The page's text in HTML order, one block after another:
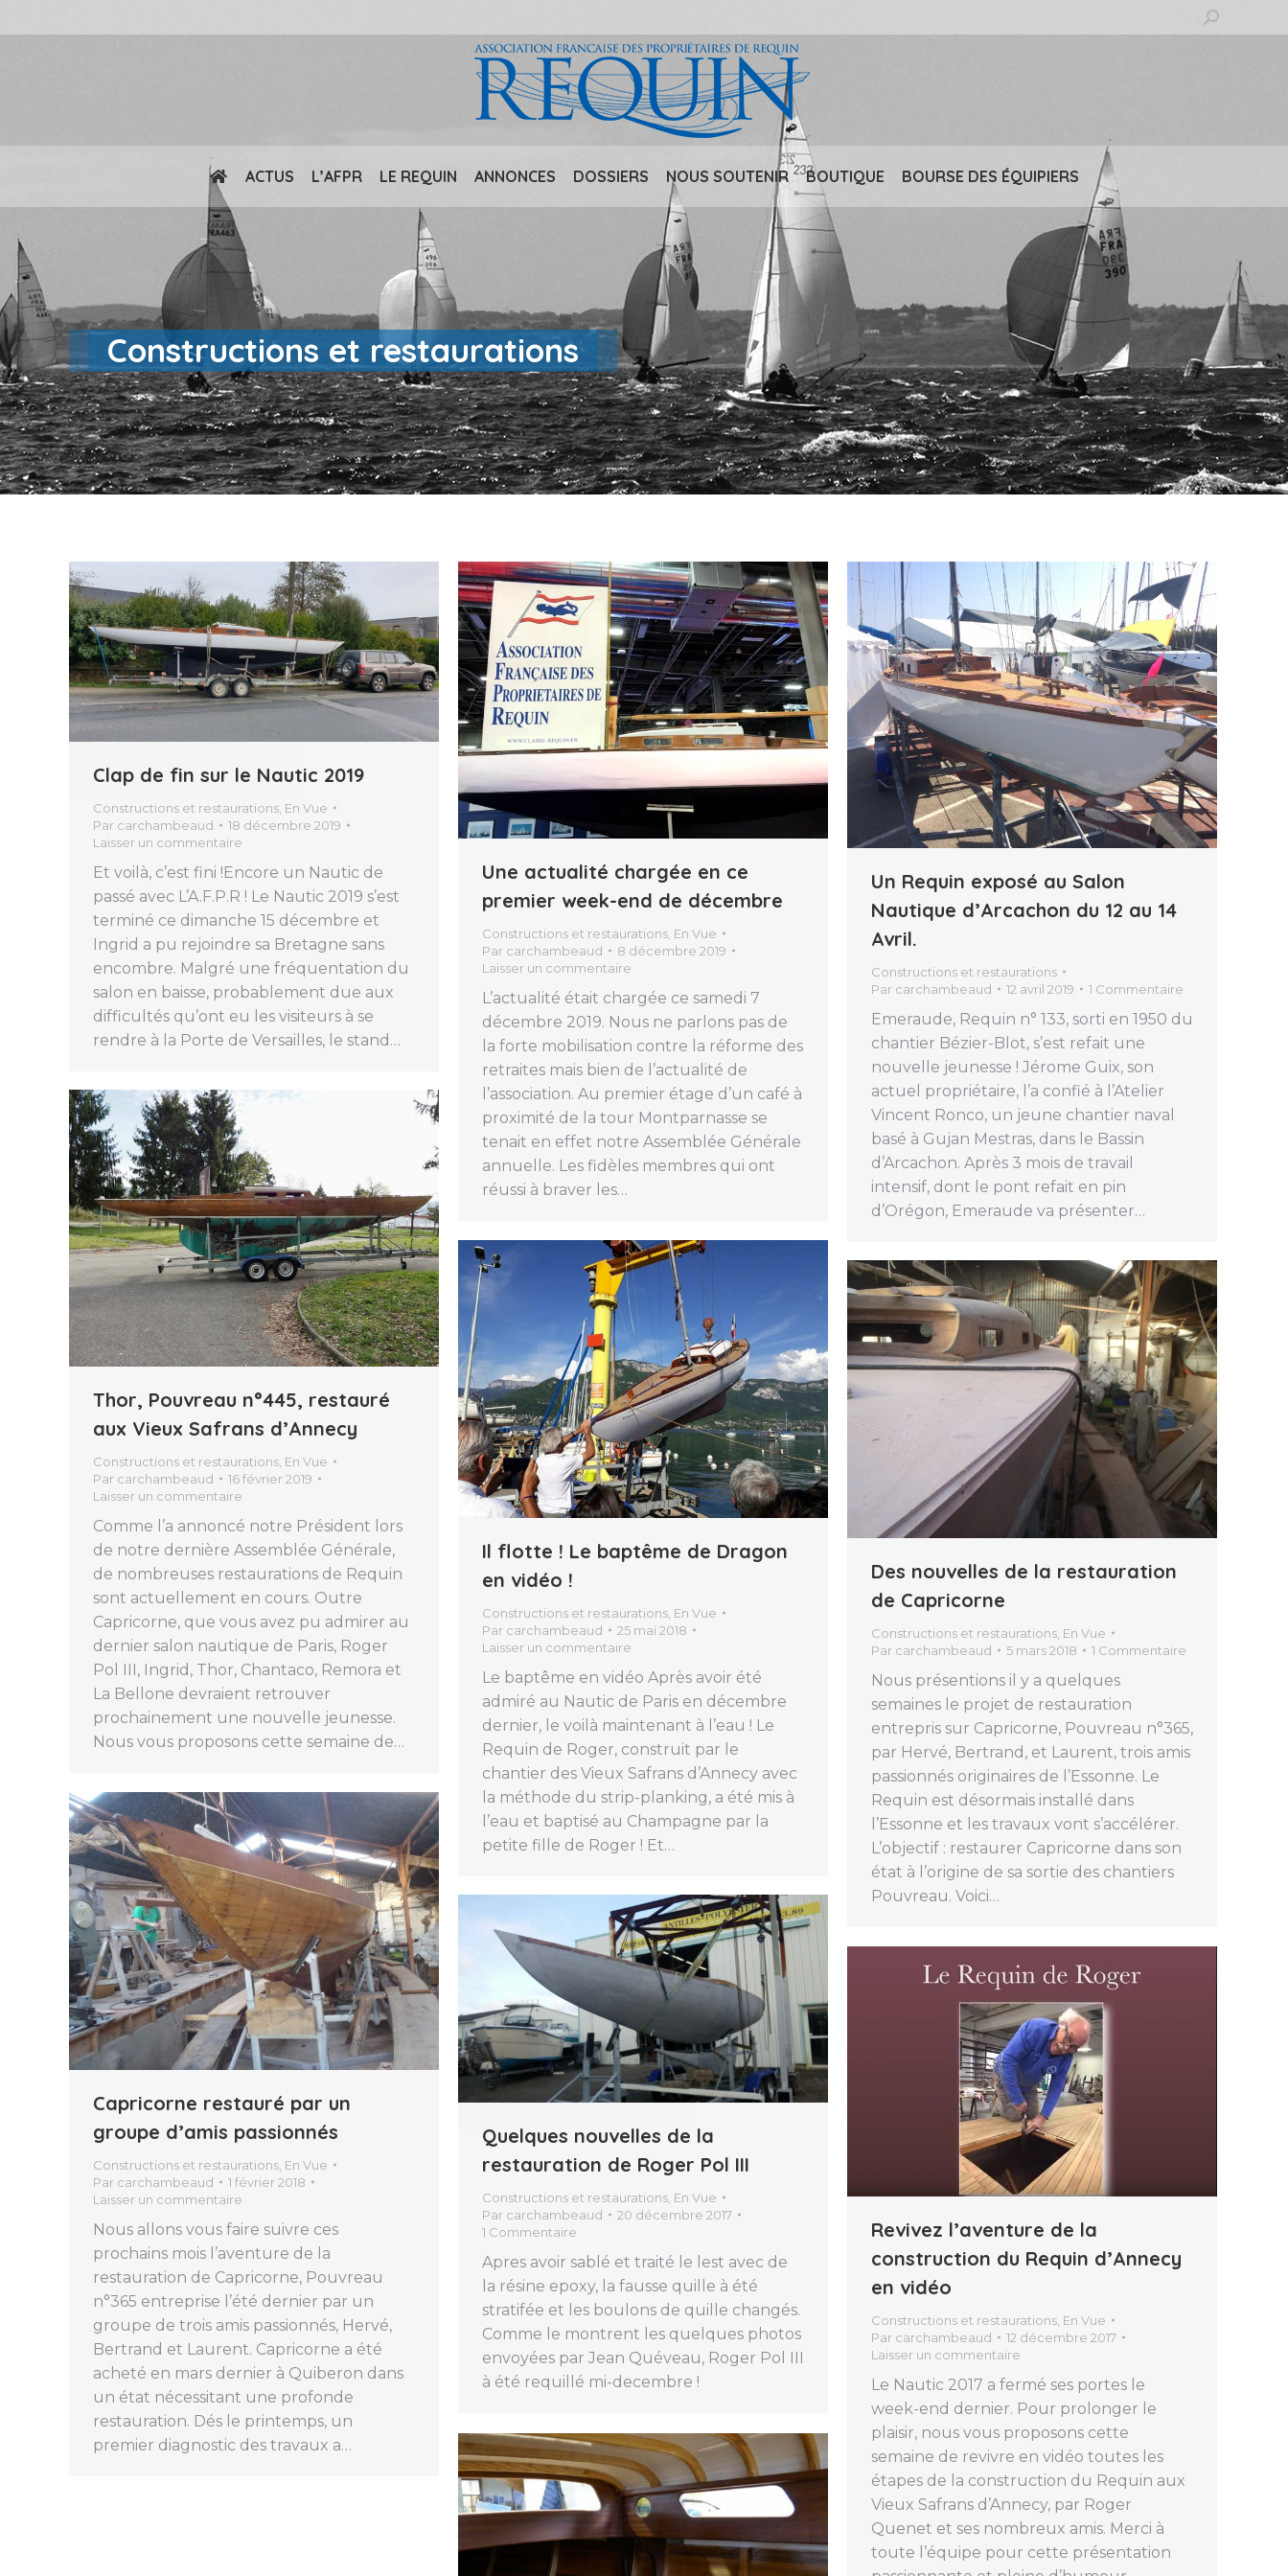
Recherche
:
ACTUS L’AFPR LE REQUIN ANNONCES DOSSIERS NOUS SOUTENIR BOUTIQUE BOURSE DES ÉQUIPIERS
Constructions et restaurations
Clap de fin sur le Nautic 2019
Constructions et restaurations En Vue
Par carchambeaud
18 décembre 2019
Laisser un commentaire
Et voilà, c’est fini !Encore un Nautic de
passé avec L’A.F.P.R ! Le Nautic 2019 s’est
terminé ce dimanche 15 décembre et
Ingrid a pu rejoindre sa Bretagne sans
encombre. Malgré une fréquentation du
salon en baisse, probablement due aux
difficultés qu’ont eu les visiteurs à se
rendre à la Porte de Versailles, le stand…
Une actualité chargée en ce
premier week-end de décembre
Constructions et restaurations En Vue
Par carchambeaud
8 décembre 2019
Laisser un commentaire
L’actualité était chargée ce samedi 7
décembre 2019. Nous ne parlons pas de
la forte mobilisation contre la réforme des
retraites mais bien de l’actualité de
l’association. Au premier étage d’un café à
proximité de la tour Montparnasse se
tenait en effet notre Assemblée Générale
annuelle. Les fidèles membres qui ont
réussi à braver les…
Un Requin exposé au Salon
Nautique d’Arcachon du 12 au 14
Avril.
Constructions et restaurations
Par carchambeaud 12 avril 2019 1 Commentaire
Emeraude, Requin n° 133, sorti en 1950 du
chantier Bézier-Blot, s’est refait une
nouvelle jeunesse ! Jérome Guix, son
actuel propriétaire, l’a confié à l’Atelier
Vincent Ronco, un jeune chantier naval
basé à Gujan Mestras, dans le Bassin
d’Arcachon. Après 3 mois de travail
intensif, dont le pont refait en pin
d’Orégon, Emeraude va présenter…
Thor, Pouvreau n°445, restauré
aux Vieux Safrans d’Annecy
Constructions et restaurations En Vue
Par carchambeaud
16 février 2019
Laisser un commentaire
Comme l’a annoncé notre Président lors
de notre dernière Assemblée Générale,
de nombreuses restaurations de Requin
sont actuellement en cours. Outre
Capricorne, que vous avez pu admirer au
dernier salon nautique de Paris, Roger
Pol III, Ingrid, Thor, Chantaco, Remora et
La Bellone devraient retrouver
prochainement une nouvelle jeunesse.
Nous vous proposons cette semaine de…
Il flotte ! Le baptême de Dragon
en vidéo !
Constructions et restaurations En Vue
Par carchambeaud
25 mai 2018
Laisser un commentaire
Le baptême en vidéo Après avoir été
admiré au Nautic de Paris en décembre
dernier, le voilà maintenant à l’eau ! Le
Requin de Roger, construit par le
chantier des Vieux Safrans d’Annecy avec
la méthode du strip-planking, a été mis à
l’eau et baptisé au Champagne par la
petite fille de Roger ! Et…
Des nouvelles de la restauration
de Capricorne
Constructions et restaurations En Vue
Par carchambeaud 5 mars 2018 1 Commentaire
Nous présentions il y a quelques
semaines le projet de restauration
entrepris sur Capricorne, Pouvreau n°365,
par Hervé, Bertrand, et Laurent, trois amis
passionnés originaires de l’Essonne. Le
Requin est désormais installé dans
l’Essonne et les travaux vont s’accélérer.
L’objectif : restaurer Capricorne dans son
état à l’origine de sa sortie des chantiers
Pouvreau. Voici…
Capricorne restauré par un
groupe d’amis passionnés
Constructions et restaurations En Vue
Par carchambeaud
1 février 2018
Laisser un commentaire
Nous allons vous faire suivre ces
prochains mois l’aventure de la
restauration de Capricorne, Pouvreau
n°365 entreprise l’été dernier par un
groupe de trois amis passionnés, Hervé,
Bertrand et Laurent. Capricorne a été
acheté en mars dernier à Quiberon dans
un état nécessitant une profonde
restauration. Dés le printemps, un
premier diagnostic des travaux a…
Quelques nouvelles de la
restauration de Roger Pol III
Constructions et restaurations, En Vue
Par carchambeaud
20 décembre 2017
1 Commentaire
Apres avoir sablé et traité le lest avec de
la résine epoxy, la fausse quille à été
stratifée et les boulons de quille changés.
Comme le montrent les quelques photos
envoyées par Jean Quéveau, Roger Pol III
à été requillé mi-decembre !
Revivez l’aventure de la
construction du Requin d’Annecy
en vidéo
Constructions et restaurations En Vue
Par carchambeaud
12 décembre 2017
Laisser un commentaire
Le Nautic 2017 a fermé ses portes le
week-end dernier. Pour prolonger le
plaisir, nous vous proposons cette
semaine de revivre en vidéo toutes les
étapes de la construction du Requin aux
Vieux Safrans d’Annecy, par Roger
Quenet et ses nombreux amis. Merci à
toute l’équipe pour cette présentation